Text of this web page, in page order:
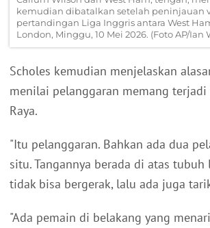
kemudian dibatalkan setelah peninjauan
pertandingan Liga Inggris antara West
London, Minggu, 10 Mei 2026. (Foto AP/Ian
Scholes kemudian menjelaskan
menilai pelanggaran memang
Raya.
"Itu pelanggaran. Bahkan ada dua
situ. Tangannya berada di atas tubuh
tidak bisa bergerak, lalu ada juga
"Ada pemain di belakang yang